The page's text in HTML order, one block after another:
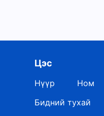
Цэс
Нүүр Ном
Бидний тухай